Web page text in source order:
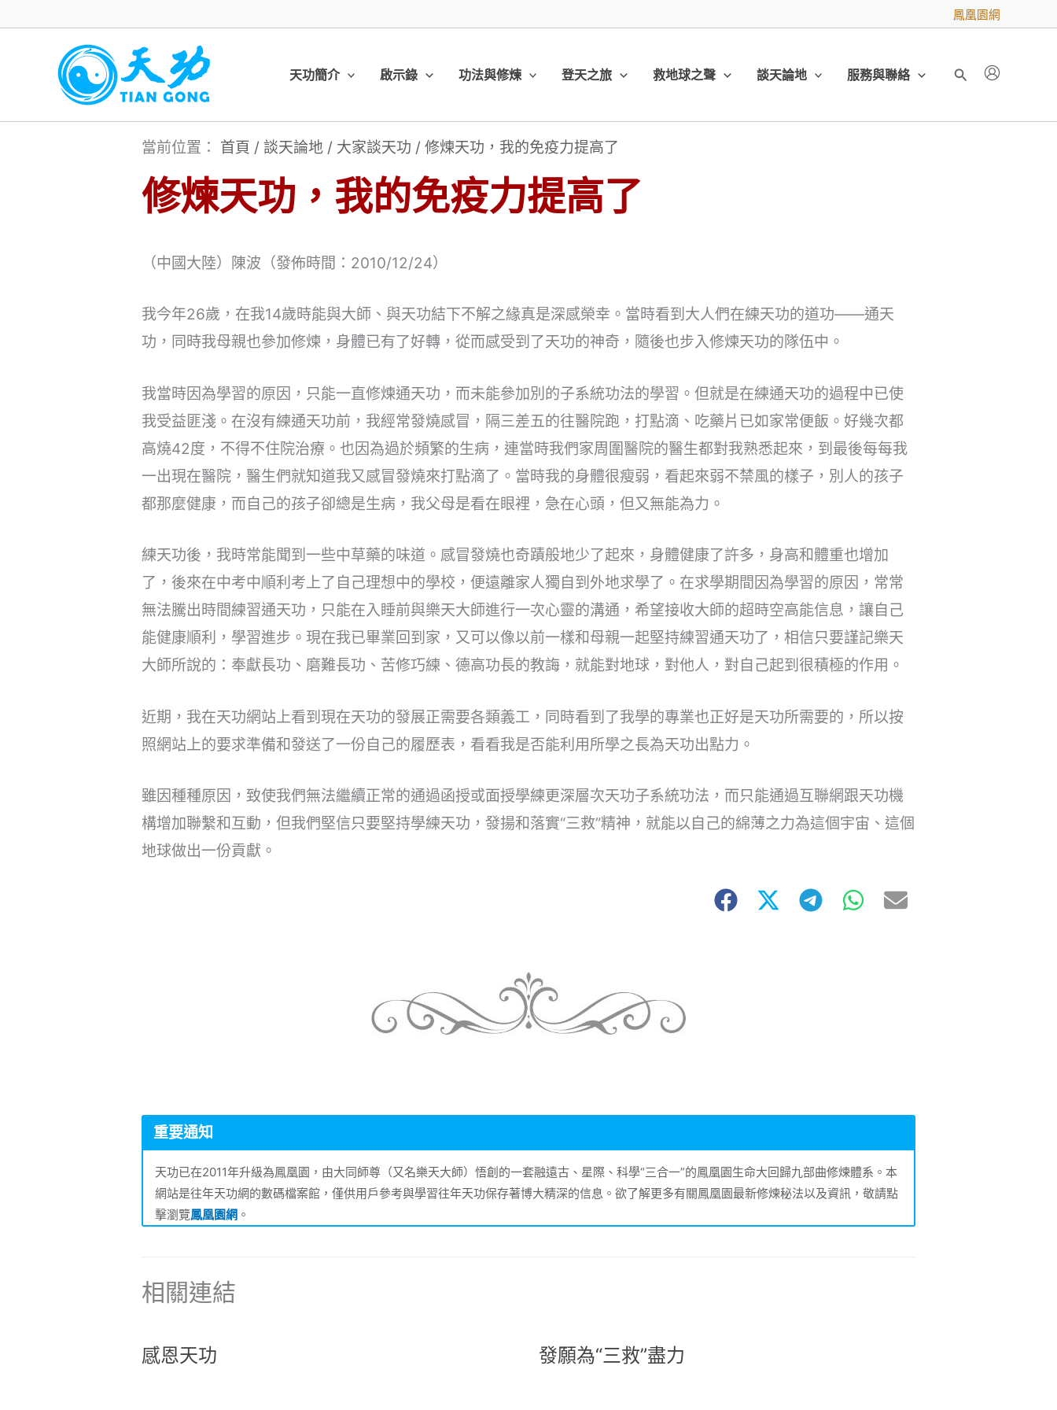
內
鳳凰園網
天功簡介 啟示錄 功法與修煉 登天之旅 救地球之聲 談天論地 服務與聯絡
搜
當前位置： 首頁 / 談天論地 / 大家談天功 / 修煉天功，我的免疫力提高了
修煉天功，我的免疫力提高了
（中國大陸）陳波（發佈時間：2010/12/24）
我今年26歲，在我14歲時能與大師、與天功結下不解之緣真是深感榮幸。當時看到大人們在練天功的道功——通天
功，同時我母親也參加修煉，身體已有了好轉，從而感受到了天功的神奇，隨後也步入修煉天功的隊伍中。
我當時因為學習的原因，只能一直修煉通天功，而未能參加別的子系統功法的學習。但就是在練通天功的過程中已使
我受益匪淺。在沒有練通天功前，我經常發燒感冒，隔三差五的往醫院跑，打點滴、吃藥片已如家常便飯。好幾次都
高燒42度，不得不住院治療。也因為過於頻繁的生病，連當時我們家周圍醫院的醫生都對我熟悉起來，到最後每每我
一出現在醫院，醫生們就知道我又感冒發燒來打點滴了。當時我的身體很瘦弱，看起來弱不禁風的樣子，別人的孩子
都那麼健康，而自己的孩子卻總是生病，我父母是看在眼裡，急在心頭，但又無能為力。
練天功後，我時常能聞到一些中草藥的味道。感冒發燒也奇蹟般地少了起來，身體健康了許多，身高和體重也增加
了，後來在中考中順利考上了自己理想中的學校，便遠離家人獨自到外地求學了。在求學期間因為學習的原因，常常
無法騰出時間練習通天功，只能在入睡前與樂天大師進行一次心靈的溝通，希望接收大師的超時空高能信息，讓自己
能健康順利，學習進步。現在我已畢業回到家，又可以像以前一樣和母親一起堅持練習通天功了，相信只要謹記樂天
大師所說的：奉獻長功、磨難長功、苦修巧練、德高功長的教誨，就能對地球，對他人，對自己起到很積極的作用。
近期，我在天功網站上看到現在天功的發展正需要各類義工，同時看到了我學的專業也正好是天功所需要的，所以按
照網站上的要求準備和發送了一份自己的履歷表，看看我是否能利用所學之長為天功出點力。
雖因種種原因，致使我們無法繼續正常的通過函授或面授學練更深層次天功子系統功法，而只能通過互聯網跟天功機
構增加聯繫和互動，但我們堅信只要堅持學練天功，發揚和落實“三救”精神，就能以自己的綿薄之力為這個宇宙、這個
地球做出一份貢獻。
重要通知
天功已在2011年升級為鳳凰園，由大同師尊（又名樂天大師）悟創的一套融遠古、星際、科學“三合一”的鳳凰園生命大回歸九部曲修煉體系。本
網站是往年天功網的數碼檔案館，僅供用戶參考與學習往年天功保存著博大精深的信息。欲了解更多有關鳳凰園最新修煉秘法以及資訊，敬請點
擊瀏覽鳳凰園網 。
相關連結
感恩天功 發願為“三救”盡力